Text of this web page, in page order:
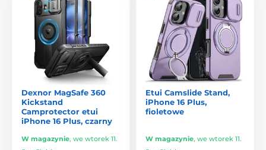
Dexnor MagSafe 360
Kickstand
Camprotector etui
iPhone 16 Plus, czarny
W magazynie, we wtorek 11.
Etui Camslide Stand,
iPhone 16 Plus,
fioletowe
W magazynie, we wtorek 11.